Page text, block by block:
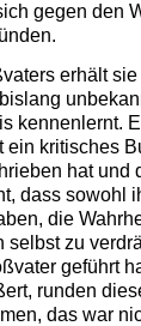
gegen den
erhält
kennenlernt.
ein kritisches
hat und
dass sowohl
die
selbst zu
geführt
runden
das war